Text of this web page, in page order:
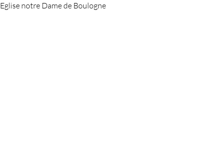
Eglise notre Dame de Boulogne